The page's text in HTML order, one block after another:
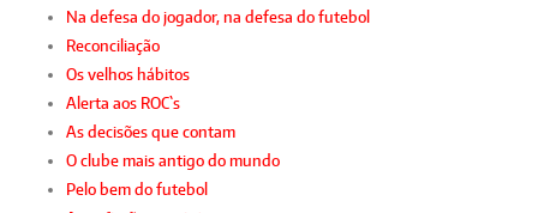
Na defesa do jogador, na defesa do futebol
Reconciliação
Os velhos hábitos
Alerta aos ROC`s
As decisões que contam
O clube mais antigo do mundo
Pelo bem do futebol